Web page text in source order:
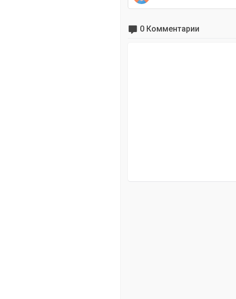
0 Комментарии